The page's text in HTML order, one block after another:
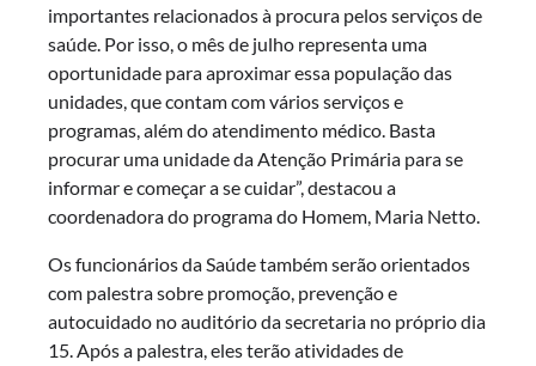
importantes relacionados à procura pelos serviços de
saúde. Por isso, o mês de julho representa uma
oportunidade para aproximar essa população das
unidades, que contam com vários serviços e
programas, além do atendimento médico. Basta
procurar uma unidade da Atenção Primária para se
informar e começar a se cuidar”, destacou a
coordenadora do programa do Homem, Maria Netto.
Os funcionários da Saúde também serão orientados
com palestra sobre promoção, prevenção e
autocuidado no auditório da secretaria no próprio dia
15. Após a palestra, eles terão atividades de